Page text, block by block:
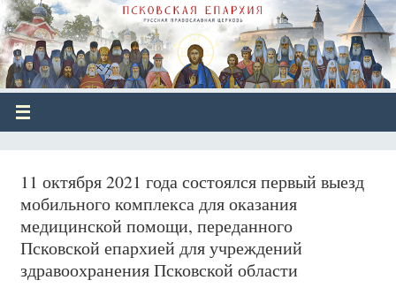
11 октября 2021 года состоялся первый выезд
мобильного комплекса для оказания
медицинской помощи, переданного
Псковской епархией для учреждений
здравоохранения Псковской области